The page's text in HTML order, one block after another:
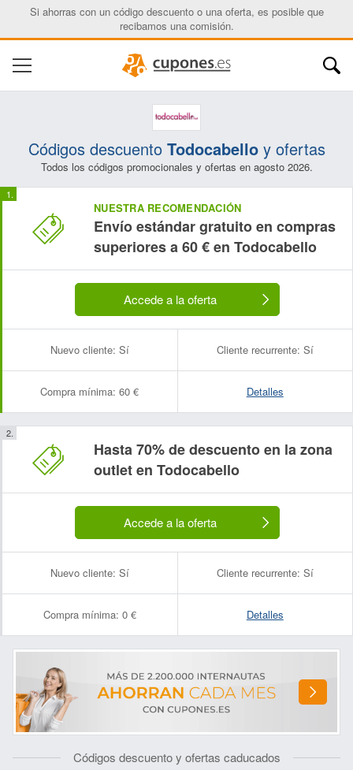
Si ahorras con un código descuento o una oferta, es posible que
recibamos una comisión.
Códigos descuento Todocabelloy ofertas
Todos los códigos promocionales y ofertas en agosto 2026.
NUESTRA RECOMENDACIÓN
Envío estándar gratuito en compras
superiores a 60 € en Todocabello
Accede a la oferta
Nuevo cliente: Sí Cliente recurrente: Sí
Compra mínima: 60 € Detalles
Hasta 70% de descuento en la zona
outlet en Todocabello
Accede a la oferta
Nuevo cliente: Sí Cliente recurrente: Sí
Compra mínima: 0 € Detalles
Códigos descuento y ofertas caducados